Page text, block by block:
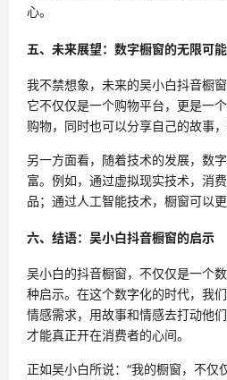
心。
五、未来展望：数字橱窗的无限可能
我不禁想象，未来的吴小白抖音橱
它不仅仅是一个购物平台，更是一
购物，同时也可以分享自己的故事，
另一方面看，随着技术的发展，数
富。例如，通过虚拟现实技术，消
品；通过人工智能技术，橱窗可以
六、结语：吴小白抖音橱窗的启示
吴小白的抖音橱窗，不仅仅是一个
种启示。在这个数字化的时代，我
情感需求，用故事和情感去打动他
才能真正开在消费者的心间。
正如吴小白所说：“我的橱窗，不仅